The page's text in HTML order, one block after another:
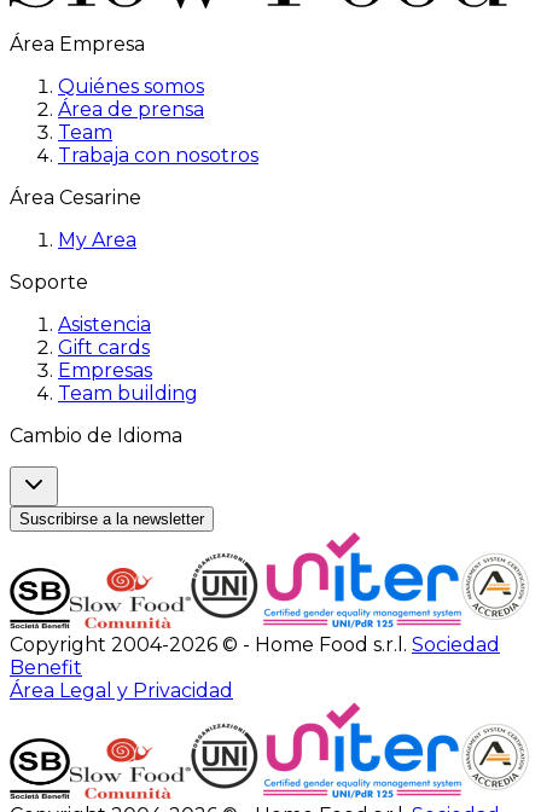
Área Empresa
Quiénes somos
Área de prensa
Team
Trabaja con nosotros
Área Cesarine
My Area
Soporte
Asistencia
Gift cards
Empresas
Team building
Cambio de Idioma
Suscribirse a la newsletter
Copyright 2004-2026 © - Home Food s.r.l. Sociedad
Benefit
Área Legal y Privacidad